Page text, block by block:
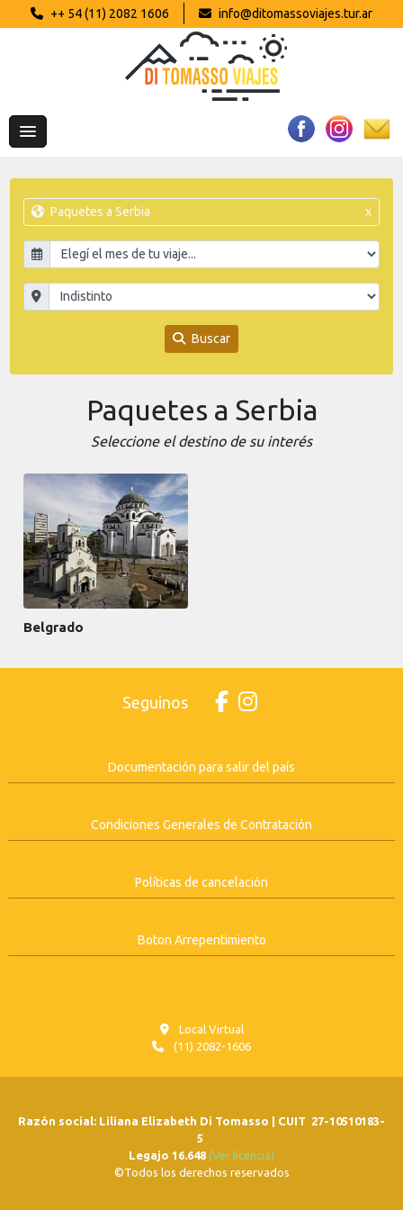
++ 54 (11) 2082 1606 info@ditomassoviajes.tur.ar
Paquetes a Serbia x
Buscar
Paquetes a Serbia
Seleccione el destino de su interés
Belgrado
Seguinos
Documentación para salir del país
Condiciones Generales de Contratación
Políticas de cancelación
Boton Arrepentimiento
Local Virtual
(11) 2082-1606
Razón social: Liliana Elizabeth Di Tomasso | CUIT 27-10510183-
5
Legajo 16.648 (Ver licencia)
©Todos los derechos reservados